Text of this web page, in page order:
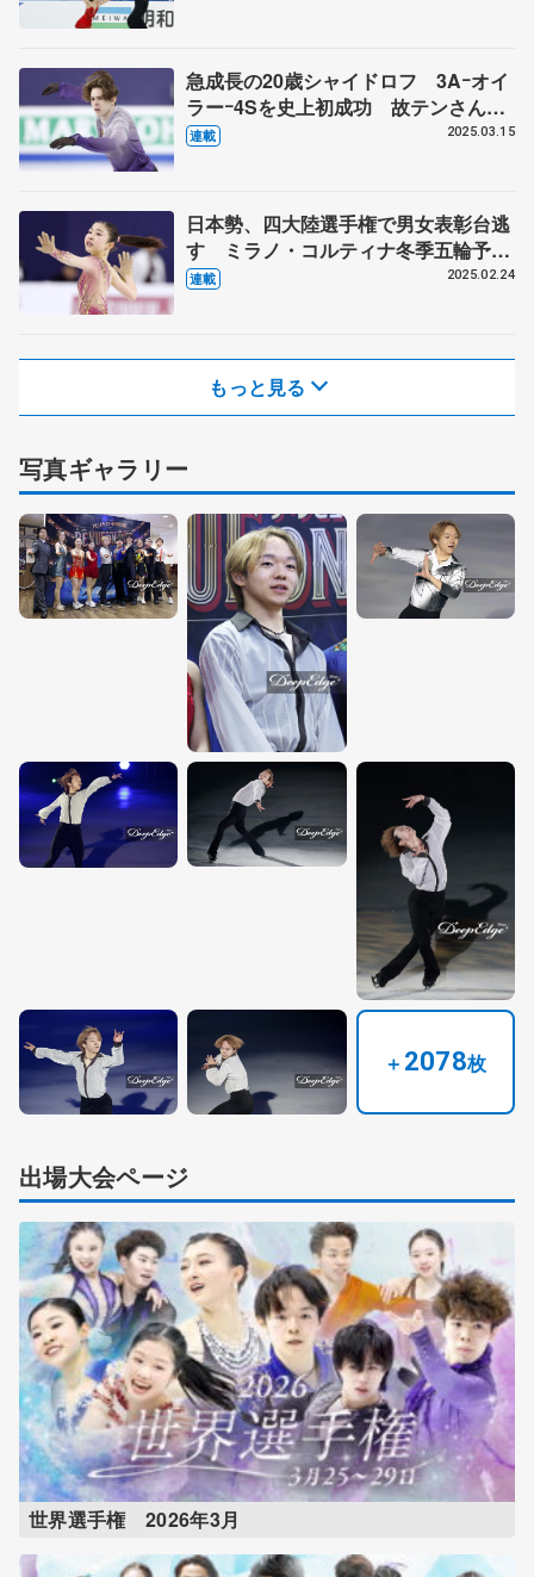
急成長の20歳シャイドロフ 3Aｰオイ
ラーｰ4Sを史上初成功 故テンさん以
来カザフ勢の四大陸V 世界選手権で
連載 2025.03.15
日本勢、四大陸選手権で男女表彰台逃
す ミラノ・コルティナ冬季五輪予選
へ不安
連載 2025.02.24
もっと見る
写真ギャラリー
＋ 2078枚
出場大会ページ
世界選手権 2026年3月